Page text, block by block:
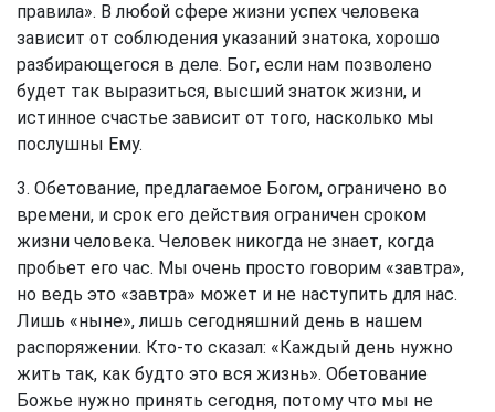
правила». В любой сфере жизни успех человека
зависит от соблюдения указаний знатока, хорошо
разбирающегося в деле. Бог, если нам позволено
будет так выразиться, высший знаток жизни, и
истинное счастье зависит от того, насколько мы
послушны Ему.
3. Обетование, предлагаемое Богом, ограничено во
времени, и срок его действия ограничен сроком
жизни человека. Человек никогда не знает, когда
пробьет его час. Мы очень просто говорим «завтра»,
но ведь это «завтра» может и не наступить для нас.
Лишь «ныне», лишь сегодняшний день в нашем
распоряжении. Кто-то сказал: «Каждый день нужно
жить так, как будто это вся жизнь». Обетование
Божье нужно принять сегодня, потому что мы не